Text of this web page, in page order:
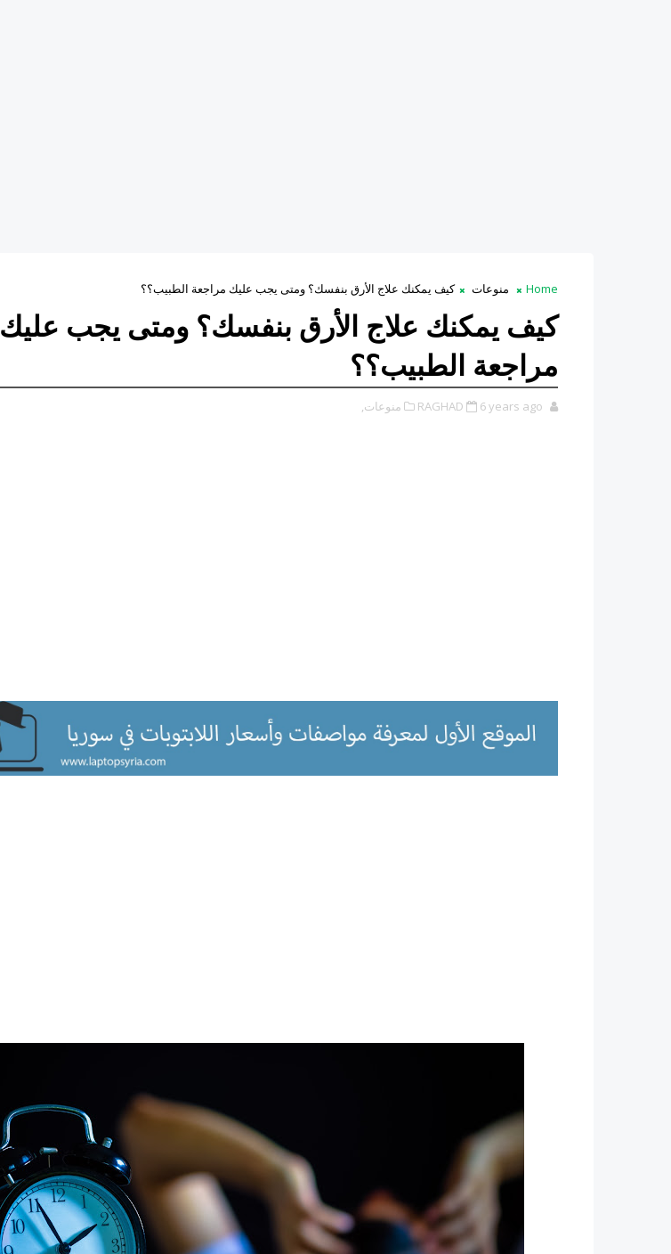
Home منوعات كيف يمكنك علاج الأرق بنفسك؟ ومتى يجب عليك مراجعة الطبيب؟؟
كيف يمكنك علاج الأرق بنفسك؟ ومتى يجب عليك
مراجعة الطبيب؟؟
RAGHAD 6 years ago منوعات,